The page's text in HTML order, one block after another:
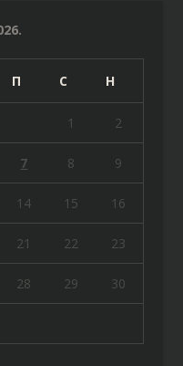
П С Н
1 2
7 8 9
14 15 16
21 22 23
28 29 30